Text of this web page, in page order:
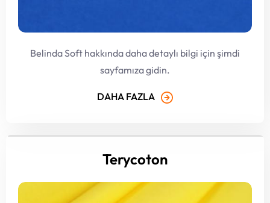
Belinda Soft hakkında daha detaylı bilgi için şimdi
sayfamıza gidin.
DAHA FAZLA
Terycoton